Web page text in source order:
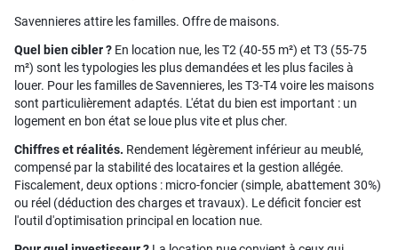
Savennieres attire les familles. Offre de maisons.
Quel bien cibler ? En location nue, les T2 (40-55 m²) et T3 (55-75
m²) sont les typologies les plus demandées et les plus faciles à
louer. Pour les familles de Savennieres, les T3-T4 voire les maisons
sont particulièrement adaptés. L'état du bien est important : un
logement en bon état se loue plus vite et plus cher.
Chiffres et réalités. Rendement légèrement inférieur au meublé,
compensé par la stabilité des locataires et la gestion allégée.
Fiscalement, deux options : micro-foncier (simple, abattement 30%)
ou réel (déduction des charges et travaux). Le déficit foncier est
l'outil d'optimisation principal en location nue.